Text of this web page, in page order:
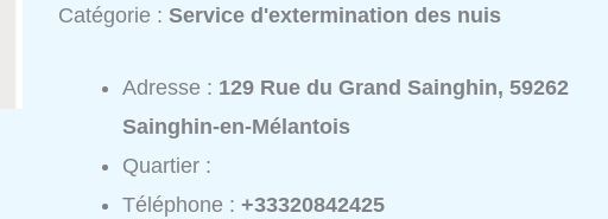
Catégorie :Service d'extermination des nuis
Adresse : 129 Rue du Grand Sainghin, 59262
Sainghin-en-Mélantois
Quartier :
Téléphone :+33320842425